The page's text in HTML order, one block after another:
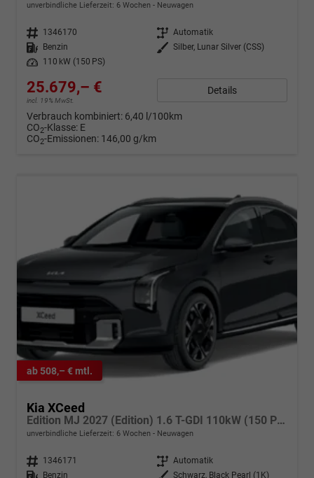
unverbindliche Lieferzeit: 6 Wochen Neuwagen
Fahrzeugnr. 1346170 Getriebe Automatik
Kraftstoff
Benzin Außenfarbe Silber, Lunar Silver (CSS)
Leistung
110 kW (150 PS)
25.679,– €
incl. 19% MwSt.
Details
Verbrauch kombiniert: 6,40 l/100km
CO2-Klasse: E
CO2-Emissionen: 146,00 g/km
ab 508,– € mtl.
Kia XCeed
Edition MJ 2027 (Edition) 1.6 T-GDI 110kW (150 PS) 7-Gang DCT Automatikgetriebe
unverbindliche Lieferzeit: 6 Wochen Neuwagen
Fahrzeugnr. 1346171 Getriebe Automatik
Kraftstoff
Benzin Außenfarbe Schwarz, Black Pearl (1K)